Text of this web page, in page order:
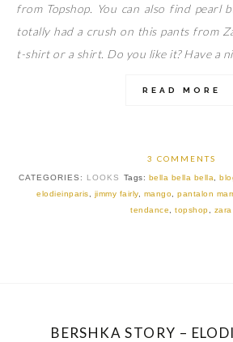
from Topshop. You can also find pearl
totally had a crush on this pants from
t-shirt or a shirt. Do you like it? Have a
READ MORE
3 COMMENTS
CATEGORIES: LOOKS Tags: bella bella bella
elodieinparis
jimmy fairly, mango ,pantalon
tendance
,topshop zara
BERSHKA STORY –